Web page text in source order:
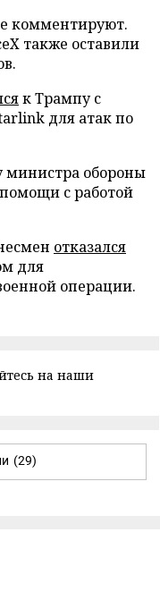
комментируют.
также оставили
к Трампу с
для атак по
министра обороны
с работой
отказался
для
операции.
на наши
(29)